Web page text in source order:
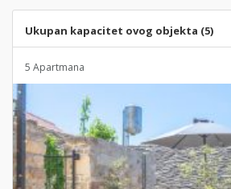
Ukupan kapacitet ovog objekta (5)
5 Apartmana